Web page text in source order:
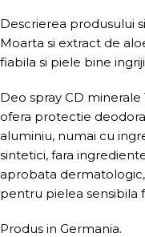
Descrierea produsului
Moarta si extract de
fiabila si piele bine
Deo spray CD
ofera protectie
aluminiu, numai cu
sintetici, fara
aprobata
pentru pielea sensibila
Produs in Germania.